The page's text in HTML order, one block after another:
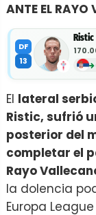
ANTE EL RAYO
DF
13
Ristic
El lateral
Ristic, sufrió
posterior del
completar el
Rayo
la dolencia
Europa